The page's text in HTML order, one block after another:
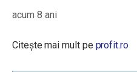
acum 8 ani
Citește mai mult pe profit.ro